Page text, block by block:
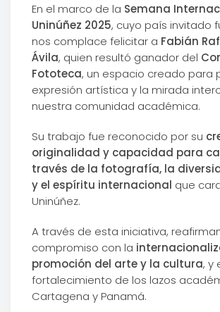
En el marco de la Semana
Uninúñez 2025, cuyo país invitado
nos complace felicitar a Fabián
Ávila, quien resultó ganador del
Fototeca, un espacio creado para
expresión artística y la mirada
nuestra comunidad académica.
Su trabajo fue reconocido por su
originalidad y capacidad para
través de la fotografía, la
y el espíritu internacional que
Uninúñez.
A través de esta iniciativa,
compromiso con la
promoción del arte y la cultura, y
fortalecimiento de los lazos
Cartagena y Panamá.